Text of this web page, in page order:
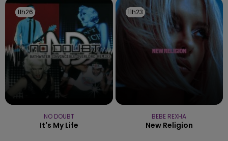
11h26
11h26
NO DOUBT
It's My Life
11h23
11h23
BEBE REXHA
New Religion